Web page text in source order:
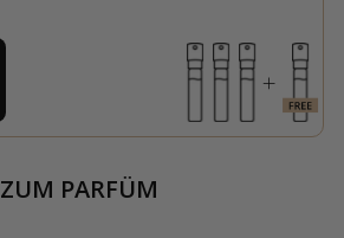
ZUM PARFÜM